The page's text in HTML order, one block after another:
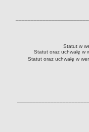
Statut w
Statut oraz uchwałę w
Statut oraz uchwałę w